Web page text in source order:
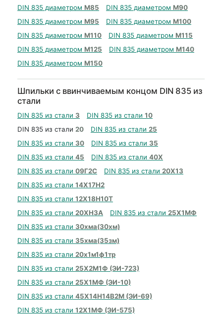
DIN 835 диаметром М85 DIN 835 диаметром М90
DIN 835 диаметром М95 DIN 835 диаметром М100
DIN 835 диаметром М110 DIN 835 диаметром М115
DIN 835 диаметром М125 DIN 835 диаметром М140
DIN 835 диаметром М150
Шпильки с ввинчиваемым концом DIN 835 из
стали
DIN 835 из стали 3 DIN 835 из стали 10
DIN 835 из стали 20 DIN 835 из стали 25
DIN 835 из стали 30 DIN 835 из стали 35
DIN 835 из стали 45 DIN 835 из стали 40Х
DIN 835 из стали 09Г2С DIN 835 из стали 20Х13
DIN 835 из стали 14Х17Н2
DIN 835 из стали 12Х18Н10Т
DIN 835 из стали 20ХН3А DIN 835 из стали 25Х1МФ
DIN 835 из стали 30хма(30хм)
DIN 835 из стали 35хма(35зм)
DIN 835 из стали 20х1м1ф1тр
DIN 835 из стали 25Х2М1Ф (ЭИ-723)
DIN 835 из стали 25Х1МФ (ЭИ-10)
DIN 835 из стали 45Х14Н14В2М (ЭИ-69)
DIN 835 из стали 12Х1МФ (ЭИ-575)